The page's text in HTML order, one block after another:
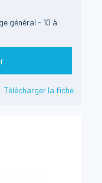
général - 10 à
Télécharger la fiche